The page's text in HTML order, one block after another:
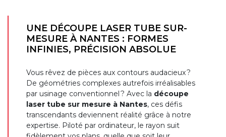
UNE DÉCOUPE LASER TUBE SUR-
MESURE À NANTES : FORMES
INFINIES, PRÉCISION ABSOLUE
Vous rêvez de pièces aux contours audacieux ?
De géométries complexes autrefois irréalisables
par usinage conventionnel ? Avec la découpe
laser tube sur mesure à Nantes, ces défis
transcendants deviennent réalité grâce à notre
expertise. Piloté par ordinateur, le rayon suit